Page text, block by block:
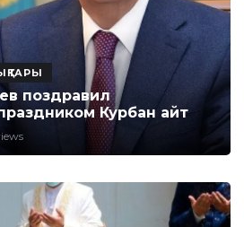
поздравил
Курбан айт